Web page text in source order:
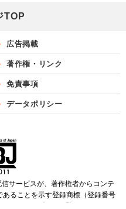
TOP
広告掲載
著作権・リンク
免責事項
データポリシー
サービスが、著作権者からコンテ
ることを示す登録商標（登録番号